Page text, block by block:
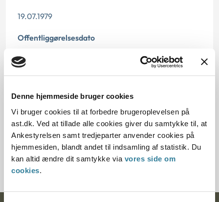
Denne hjemmeside bruger cookies
Vi bruger cookies til at forbedre brugeroplevelsen på
ast.dk. Ved at tillade alle cookies giver du samtykke til, at
Ankestyrelsen samt tredjeparter anvender cookies på
hjemmesiden, blandt andet til indsamling af statistik. Du
kan altid ændre dit samtykke via vores side om
cookies.
19.07.1979
Offentliggørelsesdato
06.02.2014a
§ 13 § 29 § 24 § 16 § 5 § 7 § 14 § 36 § 11 § 12 § 10 § 15 § 6 §
1 § 9 § 35 § 23 § 19 § 28 § 8 § 2
Journalnummer
14018-7810013-79